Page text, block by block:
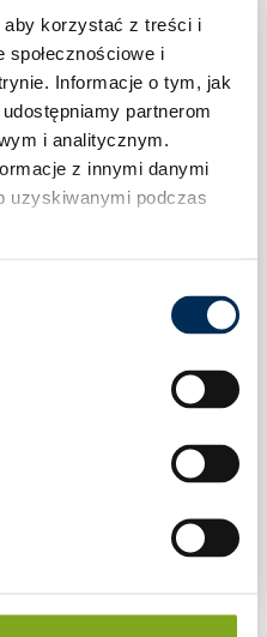
korzystać z treści i
społecznościowe i
Informacje o tym, jak
partnerom
i analitycznym.
z innymi danymi
uzyskiwanymi podczas
c.o. 18 dm3 wiszące